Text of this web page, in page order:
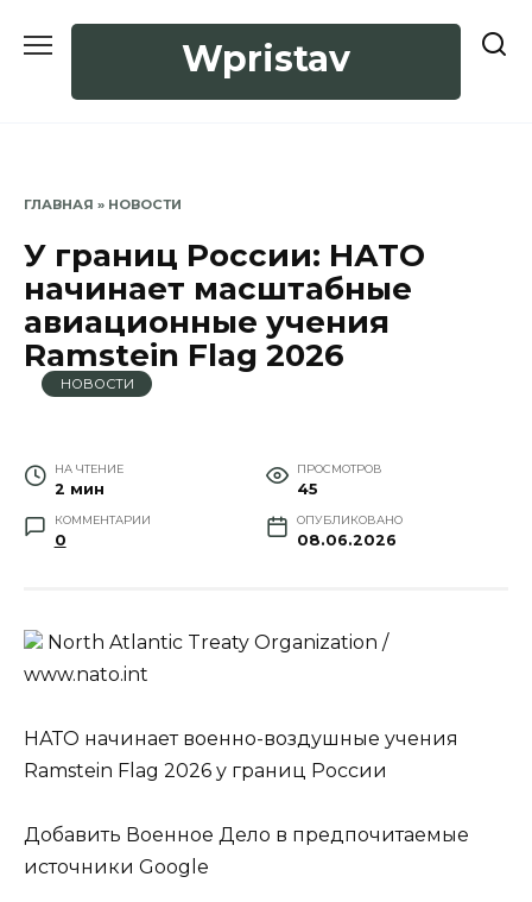
Wpristav
ГЛАВНАЯ » НОВОСТИ
У границ России: НАТО
начинает масштабные
авиационные учения
Ramstein Flag 2026
НОВОСТИ
НА ЧТЕНИЕ
2 мин
ПРОСМОТРОВ
45
КОММЕНТАРИИ
0
ОПУБЛИКОВАНО
08.06.2026
North Atlantic Treaty Organization /
www.nato.int
НАТО начинает военно-воздушные учения
Ramstein Flag 2026 у границ России
Добавить Военное Дело в предпочитаемые
источники Google